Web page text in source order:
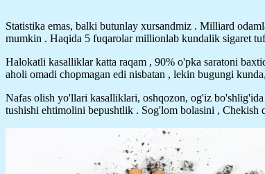
Statistika emas, balki butunlay xursandmiz . Milliard
mumkin . Haqida 5 fuqarolar millionlab kundalik sigaret
Halokatli kasalliklar katta raqam , 90% o'pka saratoni
aholi omadi chopmagan edi nisbatan , lekin bugungi
Nafas olish yo'llari kasalliklari, oshqozon, og'iz
tushishi ehtimolini bepushtlik . Sog'lom bolasini , Chekish